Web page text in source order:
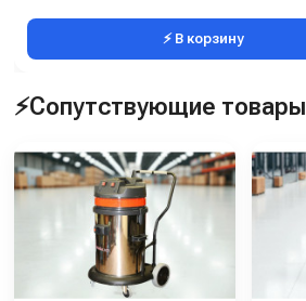
⚡ В корзину
⚡Сопутствующие товары